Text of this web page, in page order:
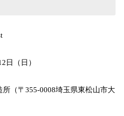
日（日）
（〒355-0008埼玉県東松山市大